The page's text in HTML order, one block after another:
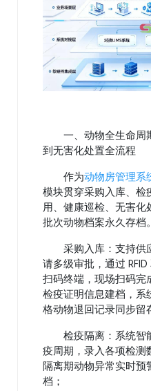
一、动物全生命周
到无害化处置全流程
作为动物房管理系
模块贯穿采购入库、
用、健康巡检、无害
批次动物档案永久存档。
采购入库：支持供
请多级审批，通过
扫码终端，现场扫码完
检疫证明信息建档，
格动物退回记录同步留
检疫隔离：系统智
疫周期，录入各项检测
隔离期动物异常实时
档；